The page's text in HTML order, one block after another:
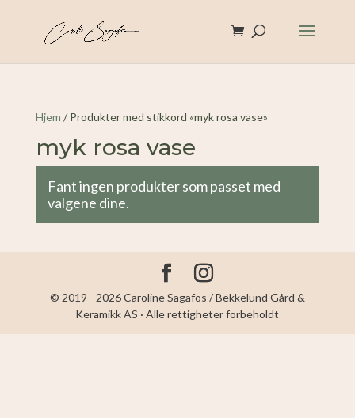
Hjem / Produkter med stikkord «myk rosa vase»
myk rosa vase
Fant ingen produkter som passet med
valgene dine.
© 2019 - 2026 Caroline Sagafos / Bekkelund Gård &
Keramikk AS · Alle rettigheter forbeholdt